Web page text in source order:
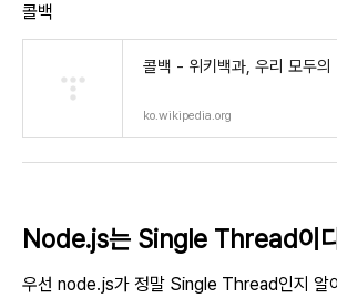
콜백
콜백 - 위키백과, 우리 모두의
ko.wikipedia.org
Node.js는 Single Thread이
우선 node.js가 정말 Single Thread인지 알